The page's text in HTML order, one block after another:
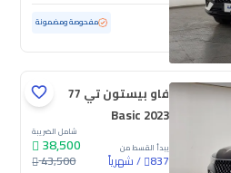
مفحوصة ومضمونة
فاو بيستون تي 77
Basic 2023
يبدأ القسط من
837
/شهرياً
شامل الضريبة
38,500
43,500